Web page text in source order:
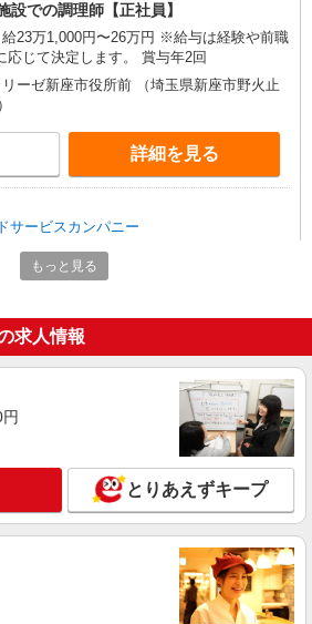
設での調理師【正社員】
23万1,000円〜26万円 ※給与は経験や前職
応じて決定します。 賞与年2回
リーゼ新座市役所前 （埼玉県新座市野火止
詳細を見る
ービスカンパニー
設での調理師（チーフ候補）【正社員】
25万円〜28万円 ※給与は経験や前職給与
ーゼ新座市役所前 （埼玉県新座市野火止
詳細を見る
ービスカンパニー
設での調理員【アルバイト・パート】
円以上 ※経験によりスタート時給は
時給を見直します。 ※アルバイト賞与（寸
あり 年2回。勤続年数により金額UP。
リーゼ新座市役所前 （埼玉県新座市野火止
もっと見る
求人情報
とりあえずキープ